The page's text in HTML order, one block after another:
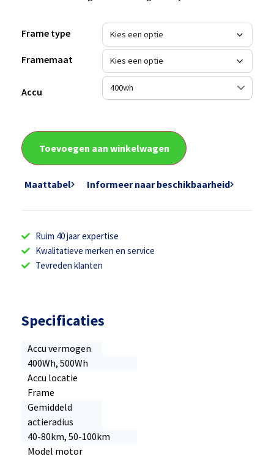
Frame type
Framemaat
Accu
Toevoegen aan winkelwagen
Maattabel Informeer naar beschikbaarheid
Ruim 40 jaar expertise
Kwalitatieve merken en service
Tevreden klanten
Specificaties
Accu vermogen
400Wh, 500Wh
Accu locatie
Frame
Gemiddeld
actieradius
40-80km, 50-100km
Model motor